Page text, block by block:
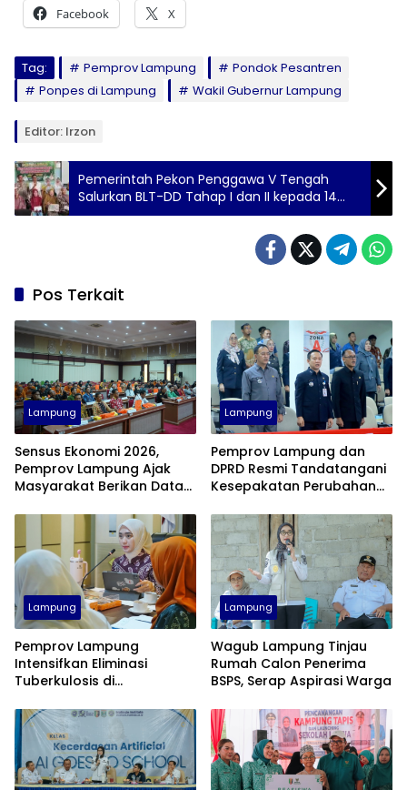
Facebook X
Tag: Pemprov Lampung
Pondok Pesantren
Ponpes di Lampung
Wakil Gubernur Lampung
Editor: Irzon
Pemerintah Pekon Penggawa V Tengah
Salurkan BLT-DD Tahap I dan II kepada 14
KPM
Pos Terkait
Lampung
Sensus Ekonomi 2026,
Pemprov Lampung Ajak
Masyarakat Berikan Data
Lampung
Pemprov Lampung dan
DPRD Resmi Tandatangani
Kesepakatan Perubahan
Lampung
Pemprov Lampung
Intensifkan Eliminasi
Tuberkulosis di
2030
Lampung
Wagub Lampung Tinjau
Rumah Calon Penerima
BSPS, Serap Aspirasi Warga